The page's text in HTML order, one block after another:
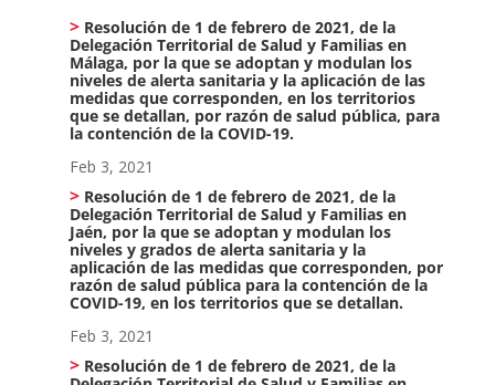
Resolución de 1 de febrero de 2021, de la
Delegación Territorial de Salud y Familias en
Málaga, por la que se adoptan y modulan los
niveles de alerta sanitaria y la aplicación de las
medidas que corresponden, en los territorios
que se detallan, por razón de salud pública, para
la contención de la COVID-19.
Feb 3, 2021
Resolución de 1 de febrero de 2021, de la
Delegación Territorial de Salud y Familias en
Jaén, por la que se adoptan y modulan los
niveles y grados de alerta sanitaria y la
aplicación de las medidas que corresponden, por
razón de salud pública para la contención de la
COVID-19, en los territorios que se detallan.
Feb 3, 2021
Resolución de 1 de febrero de 2021, de la